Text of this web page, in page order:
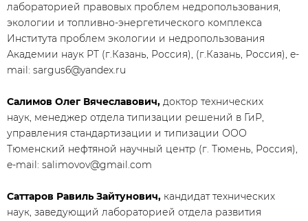
лабораторией правовых проблем недропользования,
экологии и топливно-энергетического комплекса
Института проблем экологии и недропользования
Академии наук РТ (г.Казань, Россия), (г.Казань, Россия), e-
mail: sargus6@yandex.ru
Салимов Олег Вячеславович, доктор технических
наук, менеджер отдела типизации решений в ГиР,
управления стандартизации и типизации ООО
Тюменский нефтяной научный центр (г. Тюмень, Россия),
e-mail: salimovov@gmail.com
Саттаров Равиль Зайтунович, кандидат технических
наук, заведующий лабораторией отдела развития